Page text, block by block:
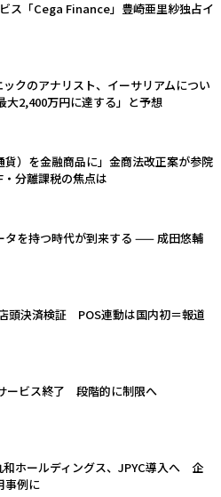
ス「Cega Finance」豊崎亜里紗独占イ
ックのアナリスト、イーサリアムについ
大2,400万円に達する」と予想
貨）を金融商品に」金商法改正案が参院
分離課税の焦点は
タを持つ時代が到来する —— 成田悠輔
頭決済検証 POS連動は国内初＝報道
ービス終了 段階的に制限へ
和ホールディングス、JPYC導入へ 企
事例に